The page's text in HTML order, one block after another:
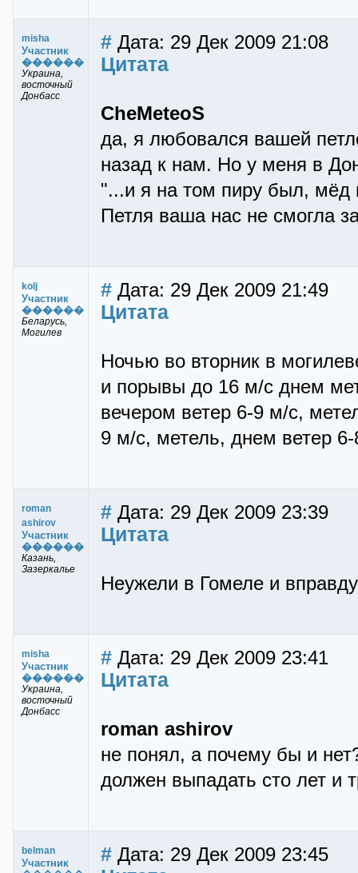
misha
Участник
������
Украина,
восточный
Донбасс
# Дата: 29 Дек 2009 21:08
Цитата
CheMeteoS
да, я любовался вашей
назад к нам. Но у меня в
"...и я на том пиру был, мёд
Петля ваша нас не смогла
kolj
Участник
������
Беларусь,
Могилев
# Дата: 29 Дек 2009 21:49
Цитата
Ночью во вторник в
и порывы до 16 м/с днем
вечером ветер 6-9 м/с,
9 м/с, метель, днем ветер
roman
ashirov
Участник
������
Казань,
Зазеркалье
# Дата: 29 Дек 2009 23:39
Цитата
Неужели в Гомеле и
misha
Участник
������
Украина,
восточный
Донбасс
# Дата: 29 Дек 2009 23:41
Цитата
roman ashirov
не понял, а почему бы и
должен выпадать сто лет и
belman
Участник
# Дата: 29 Дек 2009 23:45